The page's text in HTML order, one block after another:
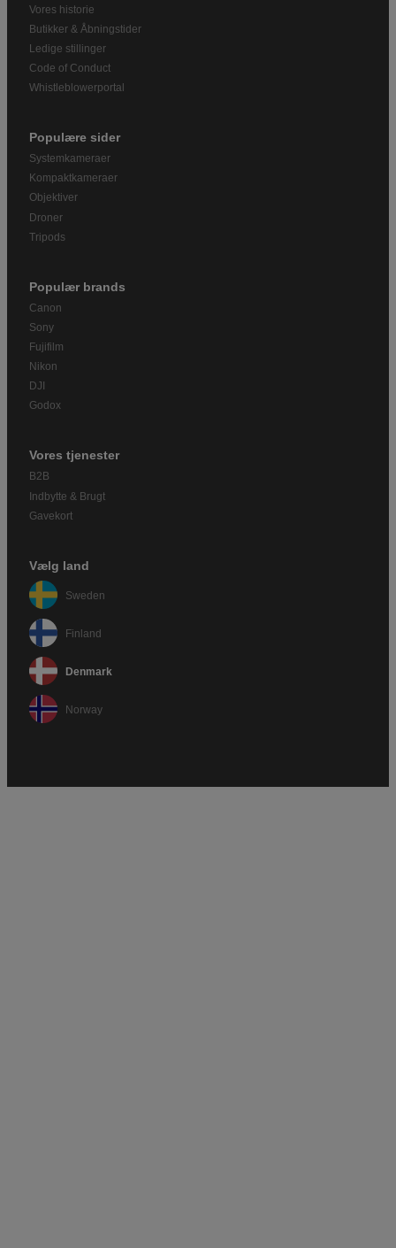
Vores historie
Butikker & Åbningstider
Ledige stillinger
Code of Conduct
Whistleblowerportal
Populære sider
Systemkameraer
Kompaktkameraer
Objektiver
Droner
Tripods
Populær brands
Canon
Sony
Fujifilm
Nikon
DJI
Godox
Vores tjenester
B2B
Indbytte & Brugt
Gavekort
Vælg land
Sweden
Finland
Denmark
Norway